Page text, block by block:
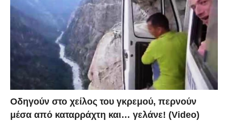
Οδηγούν στο χείλος του γκρεμού, περνούν
μέσα από καταρράχτη και… γελάνε! (Video)